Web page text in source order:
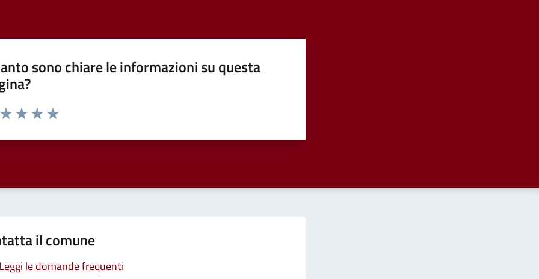
sono chiare le informazioni su questa
da 1 a 5 stelle la pagina
il comune
Leggi le domande frequenti